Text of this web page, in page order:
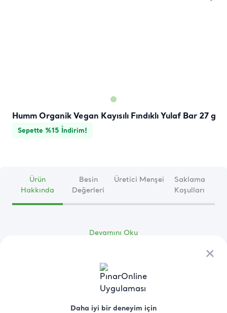
×
Daha iyi bir deneyim için
×
Daha iyi bir deneyim için
Humm Organik Vegan Kayısılı Fındıklı Yulaf Bar 27 g
Sepette %15 İndirim!
Ürün
Hakkında
Besin
Değerleri
Üretici Menşei
Saklama
Koşulları
Devamını Oku